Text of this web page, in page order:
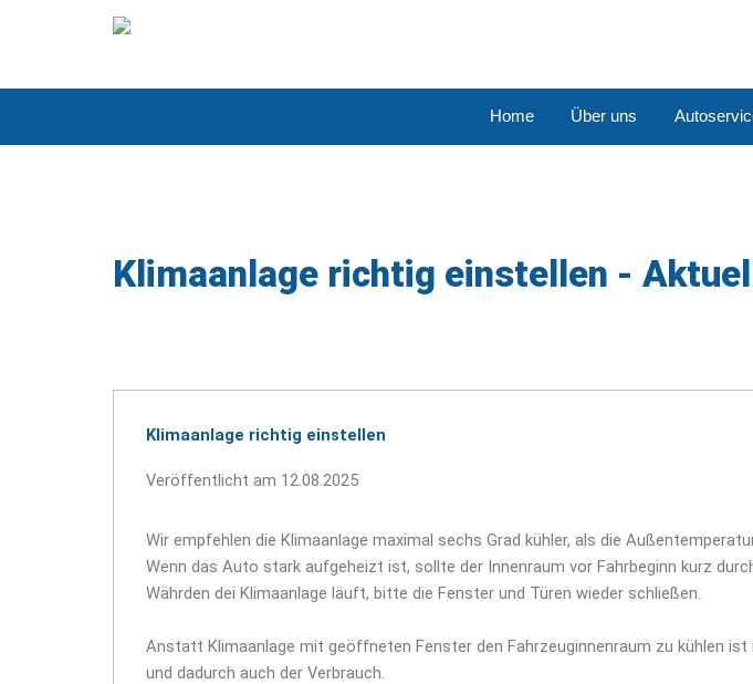
Home Über uns
Klimaanlage richtig einstellen -
Klimaanlage richtig einstellen
Veröffentlicht am 12.08.2025
Wir empfehlen die Klimaanlage maximal sechs Grad kühler, als die
Wenn das Auto stark aufgeheizt ist, sollte der Innenraum vor Fahrbeginn kurz
Währden dei Klimaanlage läuft, bitte die Fenster und Türen wieder schließen.
Anstatt Klimaanlage mit geöffneten Fenster den Fahrzeuginnenraum zu kühlen
und dadurch auch der Verbrauch.